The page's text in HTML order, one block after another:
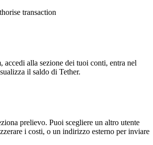
alla sezione dei tuoi conti, entra nel
il saldo di Tether.
prelievo. Puoi scegliere un altro utente
i costi, o un indirizzo esterno per inviare